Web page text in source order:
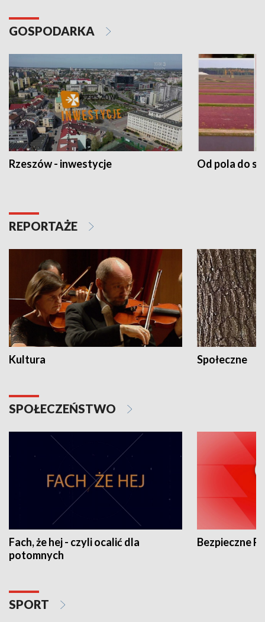
GOSPODARKA
Rzeszów - inwestycje Od pola do
REPORTAŻE
Kultura Społeczne
SPOŁECZEŃSTWO
Fach, że hej - czyli ocalić dla
potomnych
Bezpieczne
SPORT